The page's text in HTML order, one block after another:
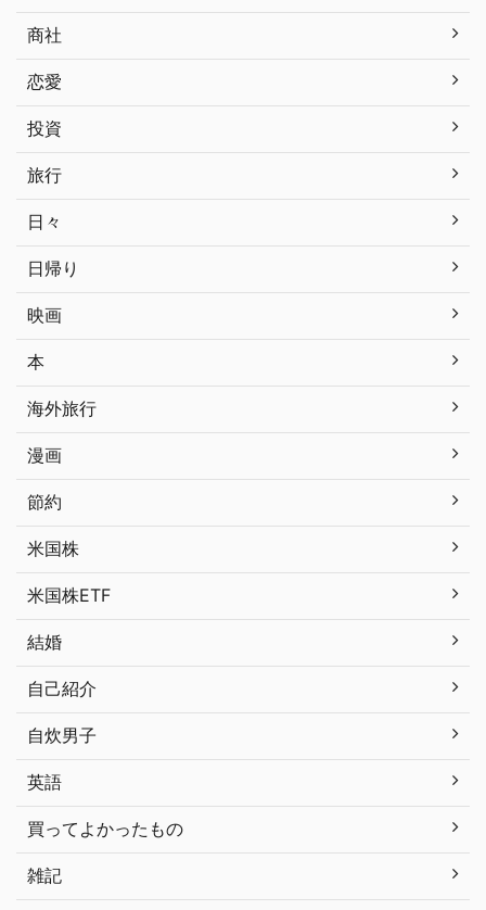
商社
恋愛
投資
旅行
日々
日帰り
映画
本
海外旅行
漫画
節約
米国株
米国株ETF
結婚
自己紹介
自炊男子
英語
買ってよかったもの
雑記